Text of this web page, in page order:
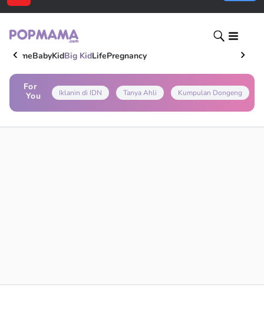
HomeBabyKidBig KidLifePregnancy
For
You
Iklanin di IDN Tanya Ahli Kumpulan Dongeng